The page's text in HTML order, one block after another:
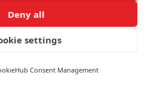
Deny all
settings
Consent Management
notified.